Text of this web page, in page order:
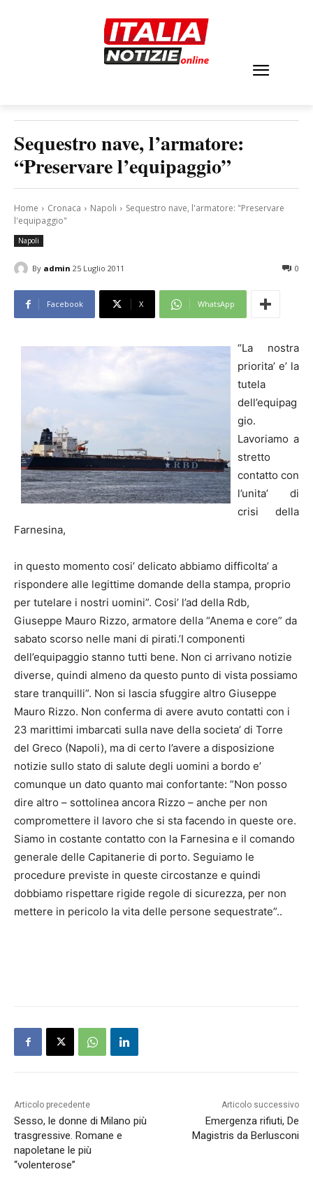
Sequestro nave, l’armatore:
“Preservare l’equipaggio”
Home Cronaca Napoli
Sequestro nave, l'armatore: "Preservare
l'equipaggio"
Napoli
By admin 25 Luglio 2011 0
Facebook X WhatsApp
“La nostra
priorita’ e’ la
tutela
dell’equipag
gio.
Lavoriamo a
stretto
contatto con
l’unita’ di
crisi della
Farnesina,
in questo momento cosi’ delicato abbiamo difficolta’ a
rispondere alle legittime domande della stampa, proprio
per tutelare i nostri uomini”. Cosi’ l’ad della Rdb,
Giuseppe Mauro Rizzo, armatore della “Anema e core” da
sabato scorso nelle mani di pirati.’I componenti
dell’equipaggio stanno tutti bene. Non ci arrivano notizie
diverse, quindi almeno da questo punto di vista possiamo
stare tranquilli”. Non si lascia sfuggire altro Giuseppe
Mauro Rizzo. Non conferma di avere avuto contatti con i
23 marittimi imbarcati sulla nave della societa’ di Torre
del Greco (Napoli), ma di certo l’avere a disposizione
notizie sullo stato di salute degli uomini a bordo e’
comunque un dato quanto mai confortante: ”Non posso
dire altro – sottolinea ancora Rizzo – anche per non
compromettere il lavoro che si sta facendo in queste ore.
Siamo in costante contatto con la Farnesina e il comando
generale delle Capitanerie di porto. Seguiamo le
procedure previste in queste circostanze e quindi
dobbiamo rispettare rigide regole di sicurezza, per non
mettere in pericolo la vita delle persone sequestrate”..
Articolo precedente
Sesso, le donne di Milano più
trasgressive. Romane e
napoletane le più
“volenterose”
Articolo successivo
Emergenza rifiuti, De
Magistris da Berlusconi